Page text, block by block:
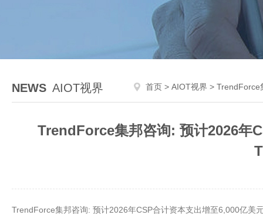
NEWS AIOT视界 首页 > AIOT视界 > TrendForce
TrendForce集邦咨询: 预计2026年
TrendForce集邦咨询: 预计2026年CSP合计资本支出增至6,000亿美